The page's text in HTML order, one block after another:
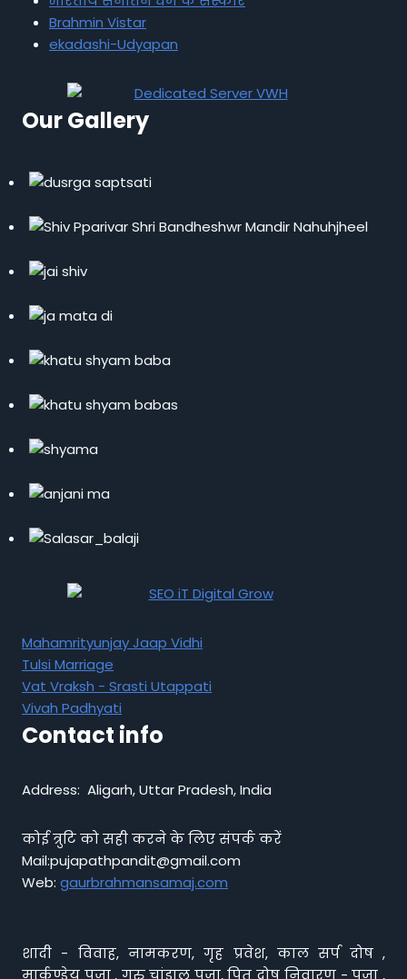
Brahmin Vistar
ekadashi-Udyapan
Our Gallery
Mahamrityunjay Jaap Vidhi
Tulsi Marriage
Vat Vraksh - Srasti Utappati
Vivah Padhyati
Contact info
Address: Aligarh, Uttar Pradesh, India
कोई त्रुटि को सही करने के लिए संपर्क करें
Mail:pujapathpandit@gmail.com
Web: gaurbrahmansamaj.com
शादी - विवाह, नामकरण, गृह प्रवेश, काल सर्प दोष ,
मार्कण्डेय पूजा , गुरु चांडाल पूजा, पितृ दोष निवारण - पूजा ,